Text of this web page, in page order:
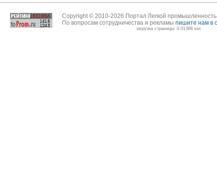
Copyright © 2010-2026 Портал Легкой
По вопросам сотрудничества и рекламы пишите нам в
загрузка страницы: 0.01388 sec